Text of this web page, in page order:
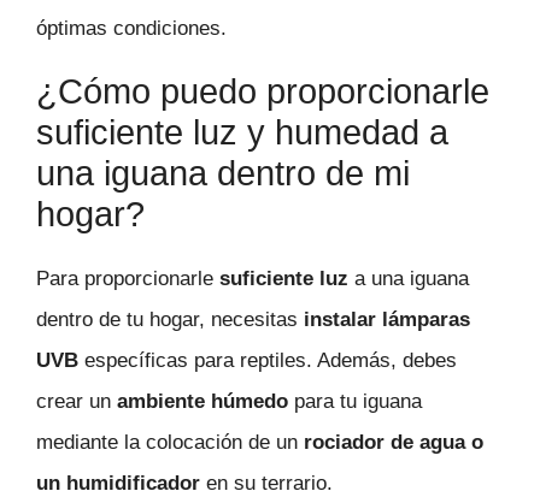
óptimas condiciones.
¿Cómo puedo proporcionarle
suficiente luz y humedad a
una iguana dentro de mi
hogar?
Para proporcionarle suficiente luz a una iguana
dentro de tu hogar, necesitas instalar lámparas
UVB específicas para reptiles. Además, debes
crear un ambiente húmedo para tu iguana
mediante la colocación de un rociador de agua o
un humidificador en su terrario.